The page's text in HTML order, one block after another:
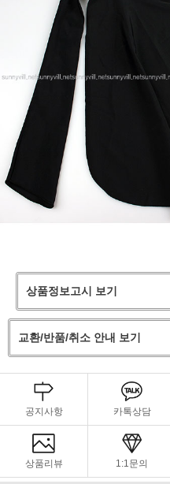
상품정보고시 보기
교환/반품/취소 안내 보기
공지사항 카톡상담
상품리뷰 1:1문의